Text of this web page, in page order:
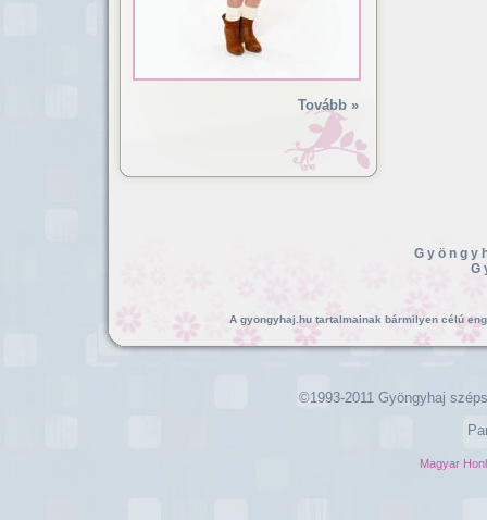
Tovább »
A gyongyhaj.hu tartalmainak bármilyen célú
©1993-2011 Gyöngyhaj
Magyar